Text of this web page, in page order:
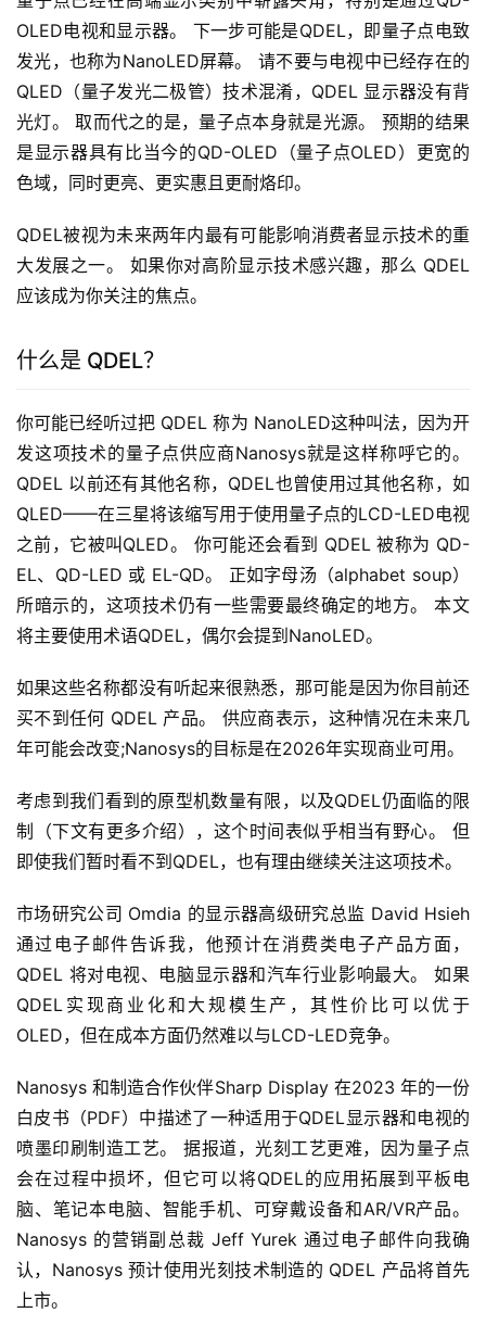
OLED电视和显示器。 下一步可能是QDEL，即量子点电致
发光，也称为NanoLED屏幕。 请不要与电视中已经存在的
QLED（量子发光二极管）技术混淆，QDEL 显示器没有背
光灯。 取而代之的是，量子点本身就是光源。 预期的结果
是显示器具有比当今的QD-OLED（量子点OLED）更宽的
色域，同时更亮、更实惠且更耐烙印。
QDEL被视为未来两年内最有可能影响消费者显示技术的重
大发展之一。 如果你对高阶显示技术感兴趣，那么 QDEL
应该成为你关注的焦点。
什么是 QDEL？
你可能已经听过把 QDEL 称为 NanoLED这种叫法，因为开
发这项技术的量子点供应商Nanosys就是这样称呼它的。
QDEL 以前还有其他名称，QDEL也曾使用过其他名称，如
QLED——在三星将该缩写用于使用量子点的LCD-LED电视
之前，它被叫QLED。 你可能还会看到 QDEL 被称为 QD-
EL、QD-LED 或 EL-QD。 正如字母汤（alphabet soup）
所暗示的，这项技术仍有一些需要最终确定的地方。 本文
将主要使用术语QDEL，偶尔会提到NanoLED。
如果这些名称都没有听起来很熟悉，那可能是因为你目前还
买不到任何 QDEL 产品。 供应商表示，这种情况在未来几
年可能会改变;Nanosys的目标是在2026年实现商业可用。
考虑到我们看到的原型机数量有限，以及QDEL仍面临的限
制（下文有更多介绍），这个时间表似乎相当有野心。 但
即使我们暂时看不到QDEL，也有理由继续关注这项技术。
市场研究公司 Omdia 的显示器高级研究总监 David Hsieh
通过电子邮件告诉我，他预计在消费类电子产品方面，
QDEL 将对电视、电脑显示器和汽车行业影响最大。 如果
QDEL实现商业化和大规模生产，其性价比可以优于
OLED，但在成本方面仍然难以与LCD-LED竞争。
Nanosys 和制造合作伙伴Sharp Display 在2023 年的一份
白皮书（PDF）中描述了一种适用于QDEL显示器和电视的
喷墨印刷制造工艺。 据报道，光刻工艺更难，因为量子点
会在过程中损坏，但它可以将QDEL的应用拓展到平板电
脑、笔记本电脑、智能手机、可穿戴设备和AR/VR产品。
Nanosys 的营销副总裁 Jeff Yurek 通过电子邮件向我确
认，Nanosys 预计使用光刻技术制造的 QDEL 产品将首先
上市。